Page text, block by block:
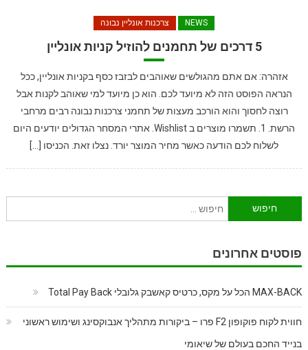
NEWS צרכנות אונליין נבונה
5 דרכים של תחמנים להוזיל קניות אונליין
אזהרה: אם אתם מהגולשים שאוהבים לבזבז כסף בקניות אונליין, ככל
הנראה הפוסט הזה לא מיועד לכם. הוא כן מיועד למי שאוהב לקנות אבל
רוצה לחסוך והוא הורכב מעצות של תחמני צרכנות נבונה רבים מרחבי
הרשת. 1. תשמרו מוצרים ב Wishlist. אתרי המסחר הגדולים יודעים היום
לשלוח לכם הודעה כאשר מחיר המוצר יורד. נצלו זאת. הכניסו […]
חיפוש:
פוסטים אחרונים
MAX-BACK הכל על מקס, כרטיס קאשבק גלובלי Total Pay Back
חווית לקוח פוקופון F2 פרו – ביקורות מתהליך אנבוקסינג ושימוש ראשוני
בנייד החכם בעולם של שיאומי